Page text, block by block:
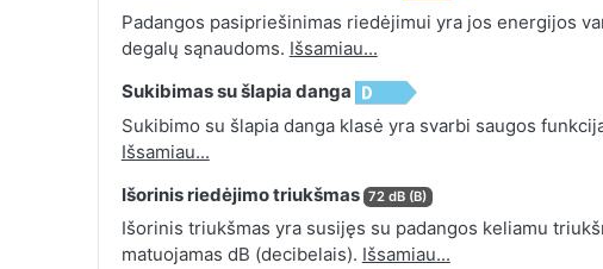
Padangos pasipriešinimas riedėjimui yra jos energijos
degalų sąnaudoms. Išsamiau...
Sukibimas su šlapia danga
Sukibimo su šlapia danga klasė yra svarbi saugos
Išsamiau...
Išorinis riedėjimo triukšmas 72 dB (B)
Išorinis triukšmas yra susijęs su padangos keliamu
matuojamas dB (decibelais). Išsamiau...